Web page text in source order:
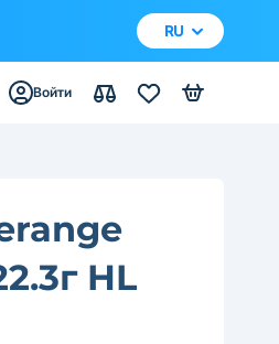
RU
Войти
HL